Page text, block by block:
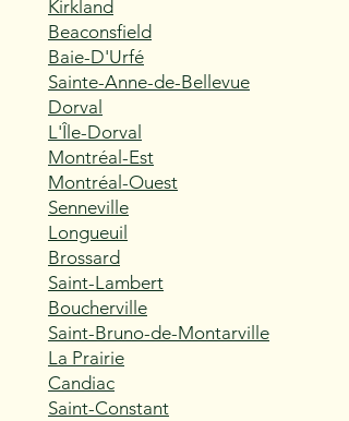
Kirkland
Beaconsfield
Baie-D'Urfé
Sainte-Anne-de-Bellevue
Dorval
L'Île-Dorval
Montréal-Est
Montréal-Ouest
Senneville
Longueuil
Brossard
Saint-Lambert
Boucherville
Saint-Bruno-de-Montarville
La Prairie
Candiac
Saint-Constant